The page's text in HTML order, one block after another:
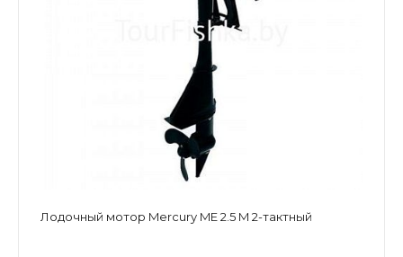
Лодочный мотор Mercury ME 2.5 M 2-тактный